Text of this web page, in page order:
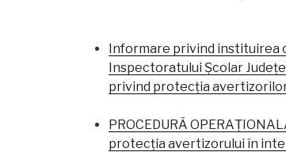
Informare privind instituirea
Inspectoratului Școlar
privind protecția
PROCEDURĂ
protecția avertizorului în